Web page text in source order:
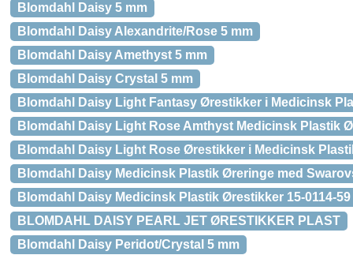
Blomdahl Daisy 5 mm
Blomdahl Daisy Alexandrite/Rose 5 mm
Blomdahl Daisy Amethyst 5 mm
Blomdahl Daisy Crystal 5 mm
Blomdahl Daisy Light Fantasy Ørestikker i Medicinsk
Blomdahl Daisy Light Rose Amthyst Medicinsk Plastik
Blomdahl Daisy Light Rose Ørestikker i Medicinsk
Blomdahl Daisy Medicinsk Plastik Øreringe med
Blomdahl Daisy Medicinsk Plastik Ørestikker 15-0114-59
BLOMDAHL DAISY PEARL JET ØRESTIKKER PLAST
Blomdahl Daisy Peridot/Crystal 5 mm